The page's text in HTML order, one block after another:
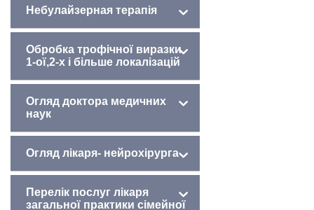
Небулайзерная терапія
Обробка трофічної виразки
1-ої,2-х і більше локалізацій
Огляд доктора медичних
наук
Огляд лікаря- нейрохірурга
Перелік послуг лікаря
загальної практики сімейної